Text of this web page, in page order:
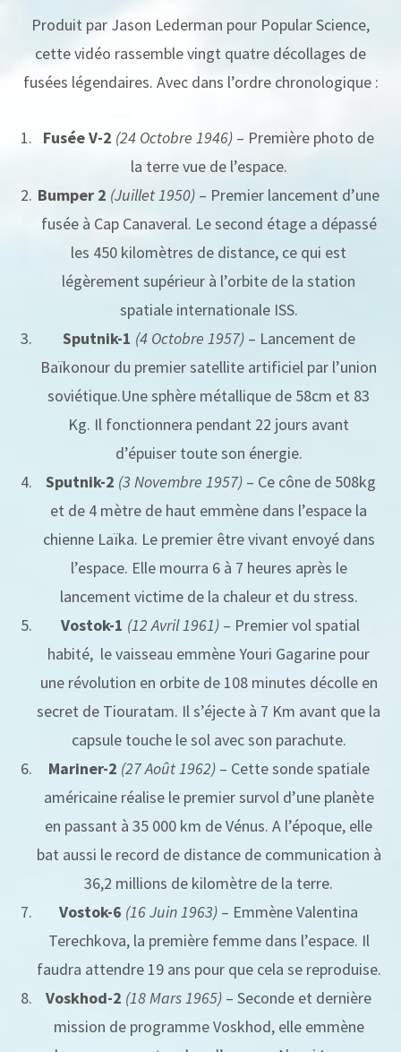
Produit par Jason Lederman pour Popular Science,
cette vidéo rassemble vingt quatre décollages de
fusées légendaires. Avec dans l’ordre chronologique :
Fusée V-2 (24 Octobre 1946) – Première photo de
la terre vue de l’espace.
Bumper 2 (Juillet 1950) – Premier lancement d’une
fusée à Cap Canaveral. Le second étage a dépassé
les 450 kilomètres de distance, ce qui est
légèrement supérieur à l’orbite de la station
spatiale internationale ISS.
Sputnik-1 (4 Octobre 1957)– Lancement de
Baïkonour du premier satellite artificiel par l’union
soviétique.Une sphère métallique de 58cm et 83
Kg. Il fonctionnera pendant 22 jours avant
d’épuiser toute son énergie.
Sputnik-2 (3 Novembre 1957)– Ce cône de 508kg
et de 4 mètre de haut emmène dans l’espace la
chienne Laïka. Le premier être vivant envoyé dans
l’espace. Elle mourra 6 à 7 heures après le
lancement victime de la chaleur et du stress.
Vostok-1 (12 Avril 1961) – Premier vol spatial
habité, le vaisseau emmène Youri Gagarine pour
une révolution en orbite de 108 minutes décolle en
secret de Tiouratam. Il s’éjecte à 7 Km avant que la
capsule touche le sol avec son parachute.
Mariner-2 (27 Août 1962)– Cette sonde spatiale
américaine réalise le premier survol d’une planète
en passant à 35 000 km de Vénus. A l’époque, elle
bat aussi le record de distance de communication à
36,2 millions de kilomètre de la terre.
Vostok-6 (16 Juin 1963) – Emmène Valentina
Terechkova, la première femme dans l’espace. Il
faudra attendre 19 ans pour que cela se reproduise.
Voskhod-2 (18 Mars 1965) – Seconde et dernière
mission de programme Voskhod, elle emmène